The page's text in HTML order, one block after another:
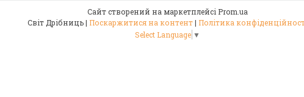
Сайт створений на маркетплейсі Prom.ua
Світ Дрібниць | Поскаржитися на контент | Політика
Select Language ▼